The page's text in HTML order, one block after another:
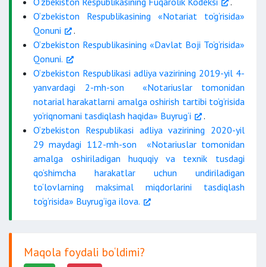
O‘zbekiston Respublikasining «Notariat to‘g‘risida»
Qonuni
.
O‘zbekiston Respublikasining «Davlat Boji To‘g‘risida»
Qonuni.
O‘zbekiston Respublikasi adliya vazirining 2019-yil 4-
yanvardagi 2-mh-son «Notariuslar tomonidan
notarial harakatlarni amalga oshirish tartibi to‘g‘risida
yo‘riqnomani tasdiqlash haqida» Buyrug‘i
.
O‘zbekiston Respublikasi adliya vazirining 2020-yil
29 maydagi 112-mh-son «Notariuslar tomonidan
amalga oshiriladigan huquqiy va texnik tusdagi
qo‘shimcha harakatlar uchun undiriladigan
to‘lovlarning maksimal miqdorlarini tasdiqlash
to‘g‘risida» Buyrug‘iga ilova.
Maqola foydali bo‘ldimi?